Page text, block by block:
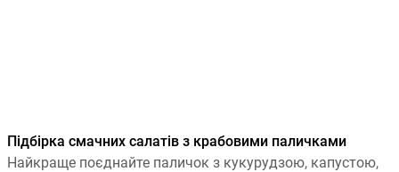
Підбірка смачних салатів з крабовими паличками
Найкраще поєднайте паличок з кукурудзою, капустою,